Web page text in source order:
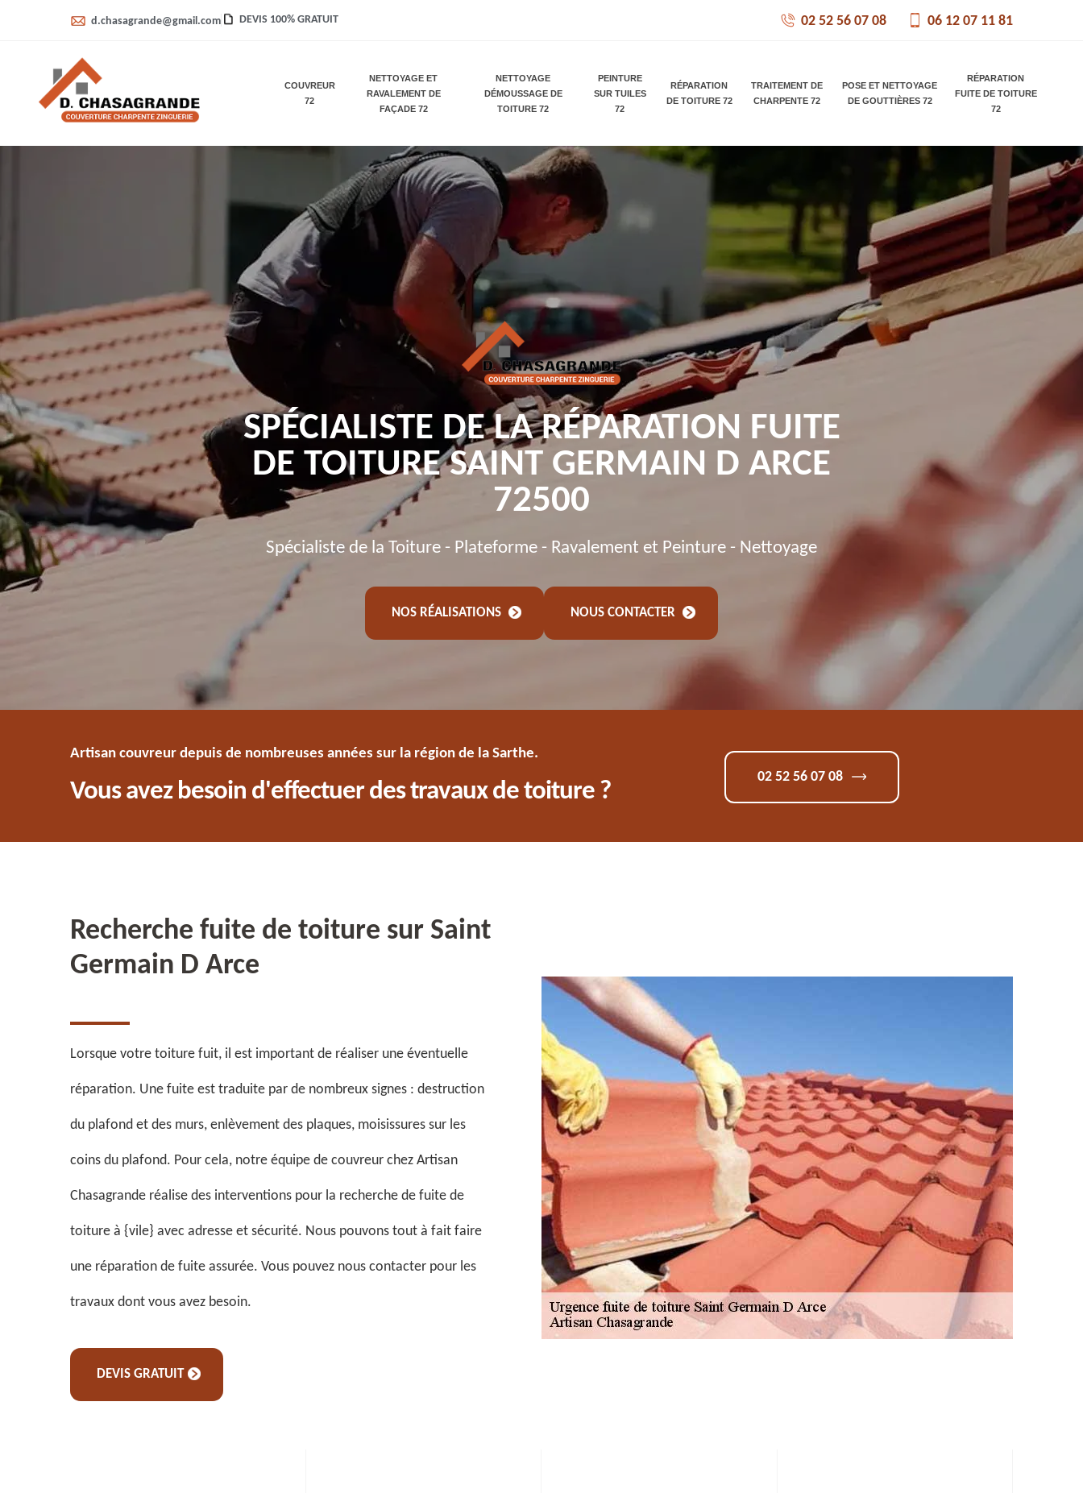
d.chasagrande@gmail.com DEVIS 100% GRATUIT 02 52 56 07 08 06 12 07 11 81
COUVREUR
72
NETTOYAGE ET
RAVALEMENT DE
FAÇADE 72
NETTOYAGE
DÉMOUSSAGE DE
TOITURE 72
PEINTURE
SUR TUILES
72
RÉPARATION
DE TOITURE 72
TRAITEMENT DE
CHARPENTE 72
POSE ET NETTOYAGE
DE GOUTTIÈRES 72
RÉPARATION
FUITE DE TOITURE
72
SPÉCIALISTE DE LA RÉPARATION FUITE
DE TOITURE SAINT GERMAIN D ARCE
72500
Spécialiste de la Toiture - Plateforme - Ravalement et Peinture - Nettoyage
NOS RÉALISATIONS NOUS CONTACTER
Artisan couvreur depuis de nombreuses années sur la région de la Sarthe.
Vous avez besoin d'effectuer des travaux de toiture ?
02 52 56 07 08
Recherche fuite de toiture sur Saint
Germain D Arce
Lorsque votre toiture fuit, il est important de réaliser une éventuelle
réparation. Une fuite est traduite par de nombreux signes : destruction
du plafond et des murs, enlèvement des plaques, moisissures sur les
coins du plafond. Pour cela, notre équipe de couvreur chez Artisan
Chasagrande réalise des interventions pour la recherche de fuite de
toiture à {vile} avec adresse et sécurité. Nous pouvons tout à fait faire
une réparation de fuite assurée. Vous pouvez nous contacter pour les
travaux dont vous avez besoin.
DEVIS GRATUIT